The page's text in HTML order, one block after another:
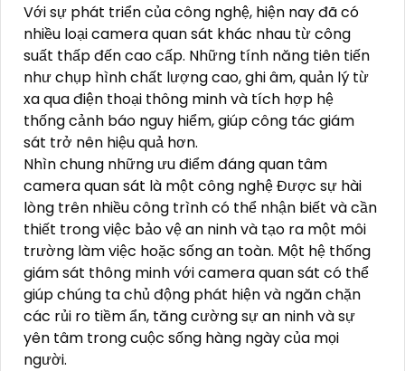
Với sự phát triển của công nghệ, hiện nay đã có
nhiều loại camera quan sát khác nhau từ công
suất thấp đến cao cấp. Những tính năng tiên tiến
như chụp hình chất lượng cao, ghi âm, quản lý từ
xa qua điện thoại thông minh và tích hợp hệ
thống cảnh báo nguy hiểm, giúp công tác giám
sát trở nên hiệu quả hơn.
Nhìn chung những ưu điểm đáng quan tâm
camera quan sát là một công nghệ Được sự hài
lòng trên nhiều công trình có thể nhận biết và cần
thiết trong việc bảo vệ an ninh và tạo ra một môi
trường làm việc hoặc sống an toàn. Một hệ thống
giám sát thông minh với camera quan sát có thể
giúp chúng ta chủ động phát hiện và ngăn chặn
các rủi ro tiềm ẩn, tăng cường sự an ninh và sự
yên tâm trong cuộc sống hàng ngày của mọi
người.